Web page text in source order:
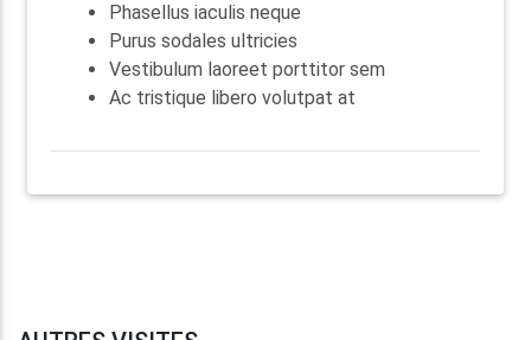
Phasellus iaculis neque
Purus sodales ultricies
Vestibulum laoreet porttitor sem
Ac tristique libero volutpat at